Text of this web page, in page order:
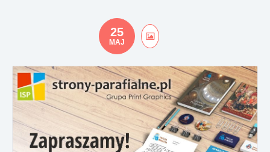
25
MAJ